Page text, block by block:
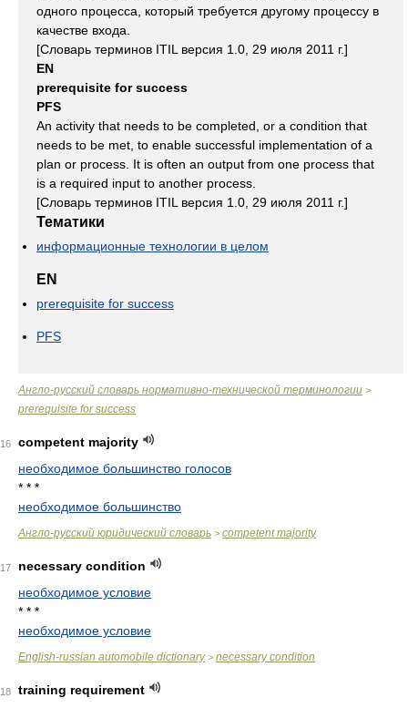
одного процесса, который требуется другому процессу в
качестве входа.
[Словарь терминов ITIL версия 1.0, 29 июля 2011 г.]
EN
prerequisite for success
PFS
An activity that needs to be completed, or a condition that
needs to be met, to enable successful implementation of a
plan or process. It is often an output from one process that
is a required input to another process.
[Словарь терминов ITIL версия 1.0, 29 июля 2011 г.]
Тематики
информационные технологии в целом
EN
prerequisite for success
PFS
Англо-русский словарь нормативно-технической терминологии >
prerequisite for success
16
competent majority
необходимое большинство голосов
* * *
необходимое большинство
Англо-русский юридический словарь > competent majority
17
necessary condition
необходимое условие
* * *
необходимое условие
English-russian automobile dictionary> necessary condition
18
training requirement